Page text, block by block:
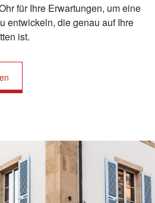
für Ihre Erwartungen, um eine
entwickeln, die genau auf Ihre
ist.